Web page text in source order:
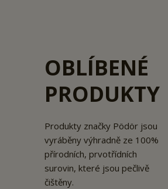
OBLÍBENÉ
PRODUKTY
Produkty značky Pödör jsou
vyráběny výhradně ze 100%
přírodních, prvotřídních
surovin, které jsou pečlivě
čištěny.